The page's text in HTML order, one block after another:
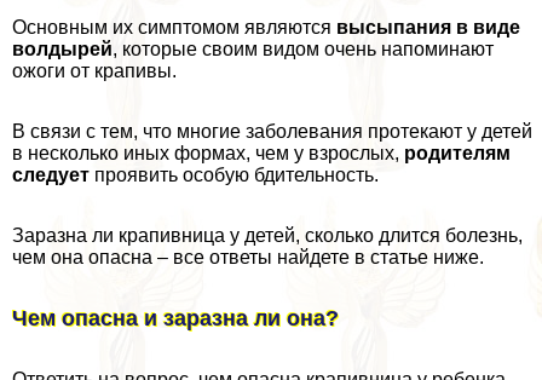
Основным их симптомом являются высыпания в виде
волдырей, которые своим видом очень напоминают
ожоги от крапивы.
В связи с тем, что многие заболевания протекают у детей
в несколько иных формах, чем у взрослых, родителям
следует проявить особую бдительность.
Заразна ли крапивница у детей, сколько длится болезнь,
чем она опасна – все ответы найдете в статье ниже.
Чем опасна и заразна ли она?